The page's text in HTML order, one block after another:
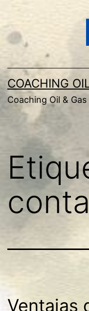
al
contenido
COACHING
Coaching Oil &
Ventajas